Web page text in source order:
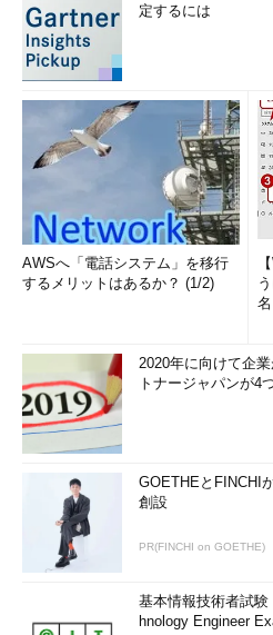
定するには
AWSへ「電話システム」を移行
するメリットはあるか？ (1/2)
2020年に向けて企
トナージャパンが4
GOETHEとFINCHI
創設
PR(FINCHI on GOETHE)
基本情報技術者試
hnology Engineer